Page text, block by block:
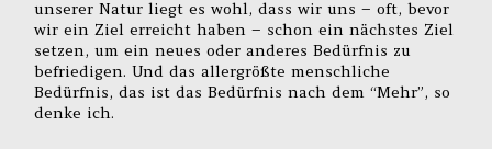
unserer Natur liegt es wohl, dass wir uns – oft, bevor
wir ein Ziel erreicht haben – schon ein nächstes Ziel
setzen, um ein neues oder anderes Bedürfnis zu
befriedigen. Und das allergrößte menschliche
Bedürfnis, das ist das Bedürfnis nach dem “Mehr”, so
denke ich.